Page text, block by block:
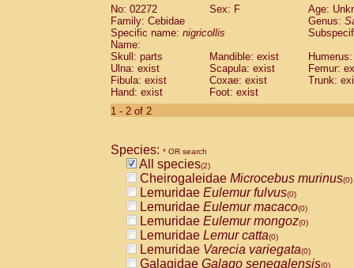
Cebidae Aotus trivirgatus
Cebidae
CebidaeCebus apella
Cebidae
Cebidae Cebus nigrivittatus
Cebidae Cebusspp.(0)
Cebidae Saimiri boliviensis
CebidaeSaimiri sciureus(0)
AtelidaeAlouatta caraya(0)
Atelidae Alouatta seniculus
AtelidaeAlouatta
AtelidaeAteles belzebuth(0)
AtelidaeAteles geoffroyi(0)
AtelidaeAteles paniscus(0)
AtelidaeAtelesspp. (0)
AtelidaeLagothrix lagothricha
AtelidaeLagothrix lagothricha cana
PitheciidaeCacajao calvus
No: 02272
Sex: F
Age:
Family: Cebidae
Genus:
Specific name: nigricollis
Name:
Skull: parts
Mandible: exist
Ulna: exist
Scapula: exist
Femur:
Fibula: exist
Coxae: exist
Trunk:
Hand: exist
Foot: exist
1 - 2 of 2
Species: * OR search
All species(2)
Cheirogaleidae Microcebus murinus(0)
Lemuridae Eulemur fulvus(0)
Lemuridae Eulemur macaco(0)
Lemuridae Eulemur mongoz(0)
Lemuridae Lemur catta(0)
Lemuridae Varecia variegata(0)
Galagidae Galago senegalensis(0)